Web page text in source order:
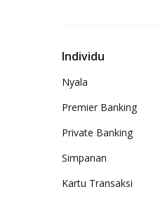
Individu
Nyala
Premier Banking
Private Banking
Simpanan
Kartu Transaksi